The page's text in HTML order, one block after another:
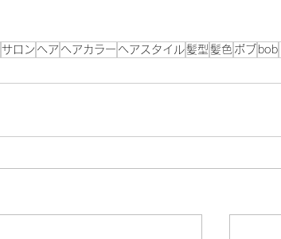
サロン ヘア ヘアカラー ヘアスタイル髪型 髪色 ボブ bob